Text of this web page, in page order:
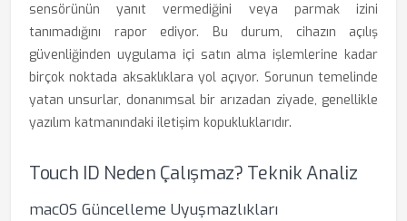
sensörünün yanıt vermediğini veya parmak izini
tanımadığını rapor ediyor. Bu durum, cihazın açılış
güvenliğinden uygulama içi satın alma işlemlerine kadar
birçok noktada aksaklıklara yol açıyor. Sorunun temelinde
yatan unsurlar, donanımsal bir arızadan ziyade, genellikle
yazılım katmanındaki iletişim kopukluklarıdır.
Touch ID Neden Çalışmaz? Teknik Analiz
macOS Güncelleme Uyuşmazlıkları